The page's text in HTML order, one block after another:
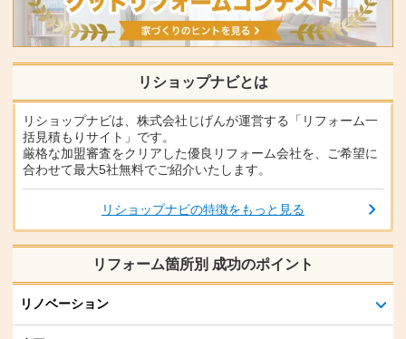
リショップナビとは
リショップナビは、株式会社じげんが運営する「リフォーム一
括見積もりサイト」です。
厳格な加盟審査をクリアした優良リフォーム会社を、ご希望に
合わせて最大5社無料でご紹介いたします。
リショップナビの特徴をもっと見る
リフォーム箇所別 成功のポイント
リノベーション